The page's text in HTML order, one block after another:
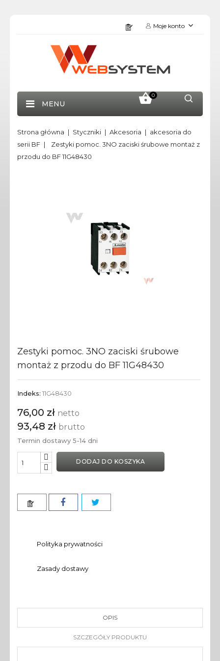
Moje konto
0
MENU
Strona główna Styczniki Akcesoria
akcesoria do
serii BF
Zestyki pomoc. 3NO zaciski śrubowe montaż z
przodu do BF 11G48430
Zestyki pomoc. 3NO zaciski śrubowe
montaż z przodu do BF 11G48430
Indeks: 11G48430
76,00 zł netto
93,48 zł brutto
Termin dostawy 5-14 dni
DODAJ DO KOSZYKA
Polityka prywatności
Zasady dostawy
OPIS
SZCZEGÓŁY PRODUKTU